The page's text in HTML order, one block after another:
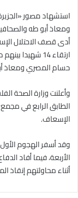
استشهاد مصور
ومعاذ أبو طه
أدى قصف الاحتلال
ارتقاء 14
حسام المصري ومعاذ
وأعلنت وزارة الصحة
الطابق الرابع في
الإسعاف.
أثناء محاولتهم